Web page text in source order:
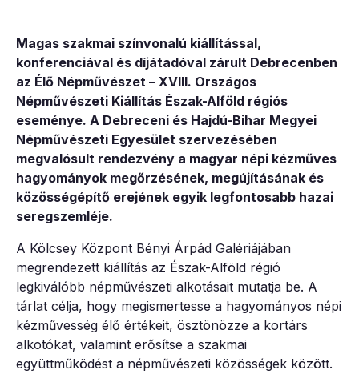
Magas szakmai színvonalú kiállítással,
konferenciával és díjátadóval zárult Debrecenben
az Élő Népművészet – XVIII. Országos
Népművészeti Kiállítás Észak-Alföld régiós
eseménye. A Debreceni és Hajdú-Bihar Megyei
Népművészeti Egyesület szervezésében
megvalósult rendezvény a magyar népi kézműves
hagyományok megőrzésének, megújításának és
közösségépítő erejének egyik legfontosabb hazai
seregszemléje.
A Kölcsey Központ Bényi Árpád Galériájában
megrendezett kiállítás az Észak-Alföld régió
legkiválóbb népművészeti alkotásait mutatja be. A
tárlat célja, hogy megismertesse a hagyományos népi
kézművesség élő értékeit, ösztönözze a kortárs
alkotókat, valamint erősítse a szakmai
együttműködést a népművészeti közösségek között.